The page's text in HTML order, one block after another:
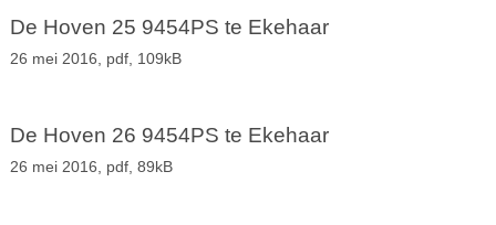
De Hoven 25 9454PS te Ekehaar
26 mei 2016, pdf, 109kB
De Hoven 26 9454PS te Ekehaar
26 mei 2016, pdf, 89kB